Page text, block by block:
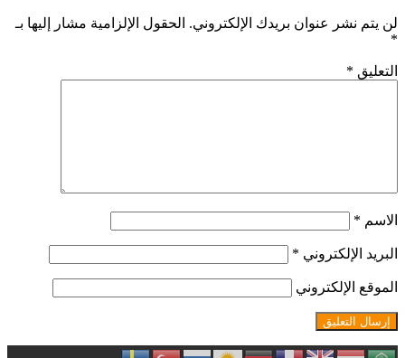
لن يتم نشر عنوان بريدك الإلكتروني. الحقول الإلزامية مشار إليها بـ
*
التعليق *
الاسم *
البريد الإلكتروني *
الموقع الإلكتروني